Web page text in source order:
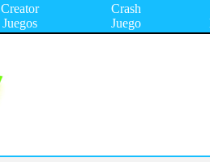
Creator
Juegos
Crash
Juego